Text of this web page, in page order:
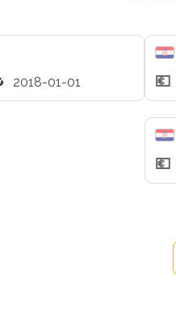
2018-01-01